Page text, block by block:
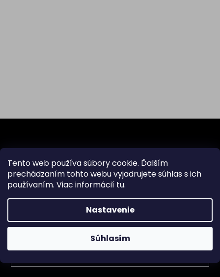
Tento web používa súbory cookie. Ďalším
prechádzaním tohto webu vyjadrujete súhlas s ich
používaním. Viac informácií tu.
Nastavenie
Súhlasím
p
Odoberať newsletter
Vložte svoj e-mail a my Vám budeme zasielať informácie
Vložením e-mailu súhlasíte spodmienkami ochrany
PRIHLÁSIŤ SA